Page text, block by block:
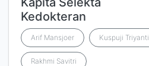
Kedokteran
Arif Mansjoer Kuspuji Triyanti
Rakhmi Savitri